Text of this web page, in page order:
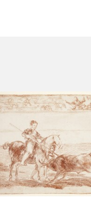
PRENSA
ITALIANO